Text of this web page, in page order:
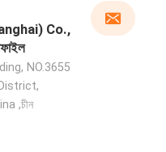
Co.,
NO.3655
,চীন